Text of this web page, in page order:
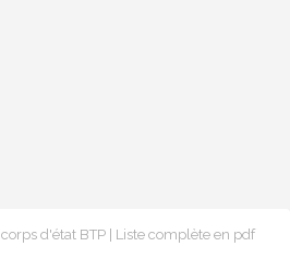
corps d'état BTP | Liste complète en pdf